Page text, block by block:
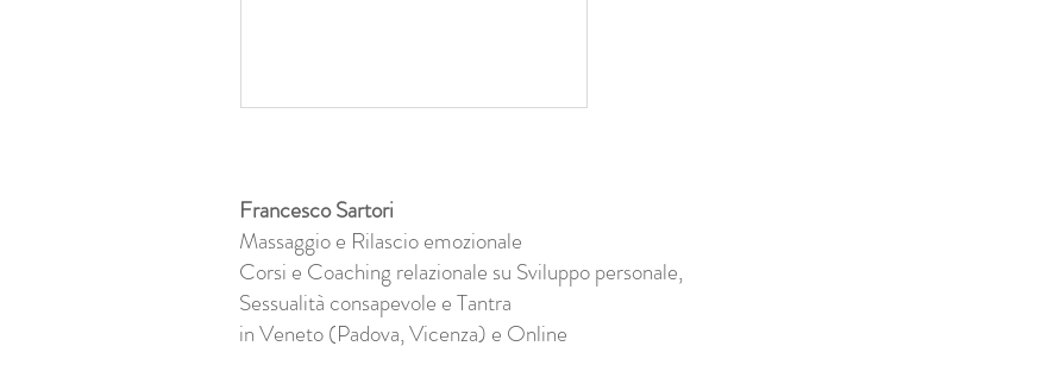
Francesco Sartori
Massaggio e Rilascio emozionale
Corsi e Coaching relazionale su Sviluppo personale,
Sessualità consapevole e Tantra
in Veneto (Padova, Vicenza) e Online